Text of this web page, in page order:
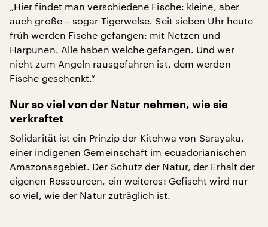
„Hier findet man verschiedene Fische: kleine, aber
auch große – sogar Tigerwelse. Seit sieben Uhr heute
früh werden Fische gefangen: mit Netzen und
Harpunen. Alle haben welche gefangen. Und wer
nicht zum Angeln rausgefahren ist, dem werden
Fische geschenkt.“
Nur so viel von der Natur nehmen, wie sie
verkraftet
Solidarität ist ein Prinzip der Kitchwa von Sarayaku,
einer indigenen Gemeinschaft im ecuadorianischen
Amazonasgebiet. Der Schutz der Natur, der Erhalt der
eigenen Ressourcen, ein weiteres: Gefischt wird nur
so viel, wie der Natur zuträglich ist.